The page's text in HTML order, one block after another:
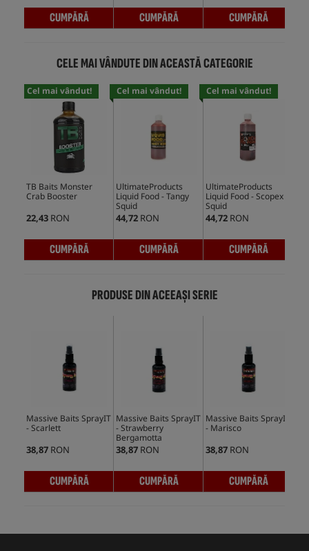
CUMPĂRĂ CUMPĂRĂ CUMPĂRĂ
CELE MAI VÂNDUTE DIN ACEASTĂ CATEGORIE
Cel mai vândut!
TB Baits Monster
Crab Booster
22,43 RON
CUMPĂRĂ
Cel mai vândut!
UltimateProducts
Liquid Food - Tangy
Squid
44,72 RON
CUMPĂRĂ
Cel mai vândut!
UltimateProducts
Liquid Food - Scopex
Squid
44,72 RON
CUMPĂRĂ
PRODUSE DIN ACEEAȘI SERIE
Massive Baits SprayIT
- Scarlett
38,87 RON
CUMPĂRĂ
Massive Baits SprayIT
- Strawberry
Bergamotta
38,87 RON
CUMPĂRĂ
Massive Baits SprayIT
- Marisco
38,87 RON
CUMPĂRĂ